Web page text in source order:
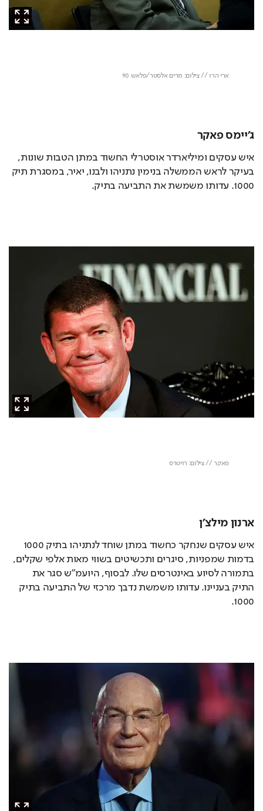
ג'יימס פאקר
איש עסקים ומיליארדר אוסטרלי החשוד במתן הטבות שונות,
בעיקר לראש הממשלה בנימין נתניהו ולבנו, יאיר, במסגרת תיק
1000. עדותו משמשת את התביעה בתיק.
                פאקר // צילום: רויטרס
ארנון מילצ'ן
איש עסקים שנחקר כחשוד במתן שוחד לנתניהו בתיק 1000
בדמות שמפניות, סיגרים ותכשיטים בשווי מאות אלפי שקלים,
בתמורה לסיוע באינטרסים שלו. לבסוף, היועמ"ש סגר את
התיק בעניינו. עדותו משמשת נדבך מרכזי של התביעה בתיק
1000.